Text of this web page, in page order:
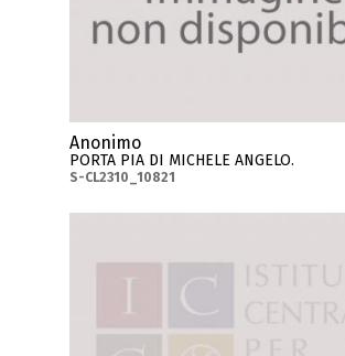
Anonimo
PORTA PIA DI MICHELE ANGELO.
S-CL2310_10821